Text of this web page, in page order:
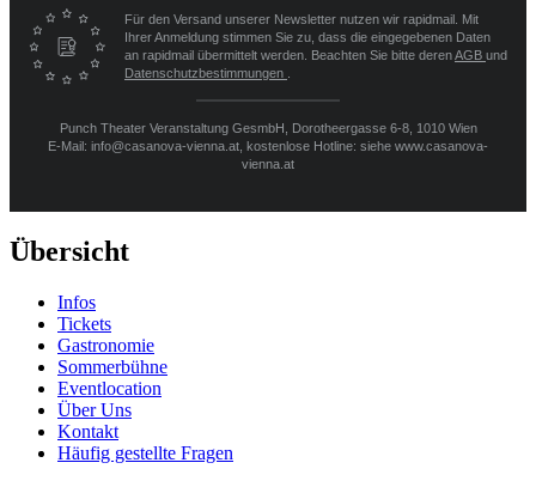
Für den Versand unserer Newsletter nutzen wir rapidmail. Mit
Ihrer Anmeldung stimmen Sie zu, dass die eingegebenen Daten
an rapidmail übermittelt werden. Beachten Sie bitte derenAGB und
Datenschutzbestimmungen
Punch Theater Veranstaltung GesmbH, Dorotheergasse 6-8, 1010 Wien
E-Mail: info@casanova-vienna.at, kostenlose Hotline: siehe www.casanova-
vienna.at
Übersicht
Infos
Tickets
Gastronomie
Sommerbühne
Eventlocation
Über Uns
Kontakt
Häufig gestellte Fragen